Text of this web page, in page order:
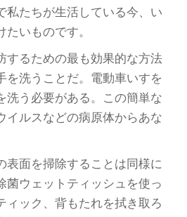
私たちが生活している今、い
いものです。
するための最も効果的な方法
を洗うことだ。電動車いすを
洗う必要がある。この簡単な
イルスなどの病原体からあな
表面を掃除することは同様に
菌ウェットティッシュを使っ
ィック、背もたれを拭き取ろ